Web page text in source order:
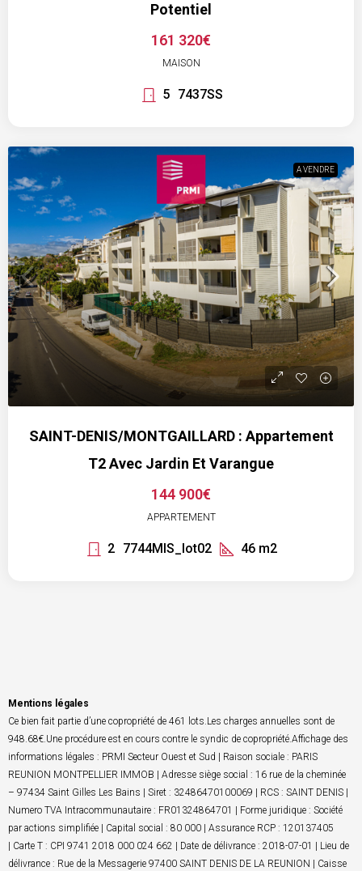
Potentiel
161 320€
MAISON
5 7437SS
A VENDRE
SAINT-DENIS/MONTGAILLARD : Appartement
T2 Avec Jardin Et Varangue
144 900€
APPARTEMENT
2 7744MIS_lot02 46 m2
Mentions légales
Ce bien fait partie d’une copropriété de 461 lots.Les charges annuelles sont de
948.68€.Une procédure est en cours contre le syndic de copropriété.Affichage des
informations légales : PRMI Secteur Ouest et Sud | Raison sociale : PARIS
REUNION MONTPELLIER IMMOB | Adresse siège social : 16 rue de la cheminée
– 97434 Saint Gilles Les Bains | Siret : 32486470100069 | RCS : SAINT DENIS |
Numero TVA Intracommunautaire : FR01324864701 | Forme juridique : Société
par actions simplifiée | Capital social : 80 000 | Assurance RCP : 120137405
| Carte T : CPI 9741 2018 000 024 662 | Date de délivrance : 2018-07-01 | Lieu de
délivrance : Rue de la Messagerie 97400 SAINT DENIS DE LA REUNION | Caisse